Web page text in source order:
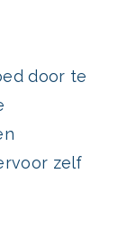
door te
zelf